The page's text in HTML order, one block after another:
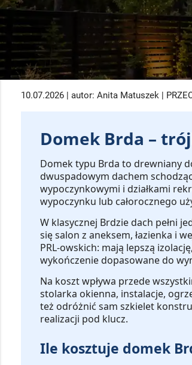
10.07.2026 | autor: Anita Matuszek |
Domek Brda –
Domek typu Brda to drewniany
dwuspadowym dachem
wypoczynkowymi i działkami
wypoczynku lub całorocznego
W klasycznej Brdzie dach pełni
się salon z aneksem, łazienka i
PRL-owskich: mają lepszą
wykończenie dopasowane do
Na koszt wpływa przede
stolarka okienna, instalacje,
też odróżnić sam szkielet
realizacji pod klucz.
Ile kosztuje domek